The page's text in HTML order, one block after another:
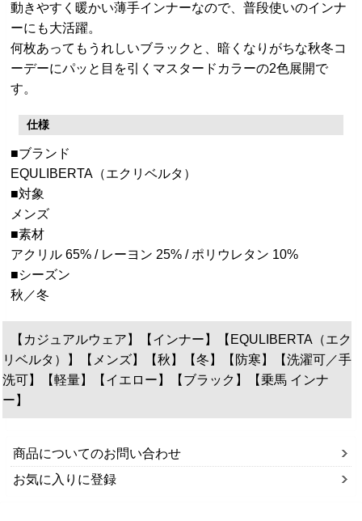
動きやすく暖かい薄手インナーなので、普段使いのインナ
ーにも大活躍。
何枚あってもうれしいブラックと、暗くなりがちな秋冬コ
ーデーにパッと目を引くマスタードカラーの2色展開で
す。
仕様
■ブランド
EQULIBERTA（エクリベルタ）
■対象
メンズ
■素材
アクリル 65% / レーヨン 25% / ポリウレタン 10%
■シーズン
秋／冬
【カジュアルウェア】【インナー】【EQULIBERTA（エク
リベルタ）】【メンズ】【秋】【冬】【防寒】【洗濯可／手
洗可】【軽量】【イエロー】【ブラック】【乗馬 インナ
ー】
商品についてのお問い合わせ
お気に入りに登録